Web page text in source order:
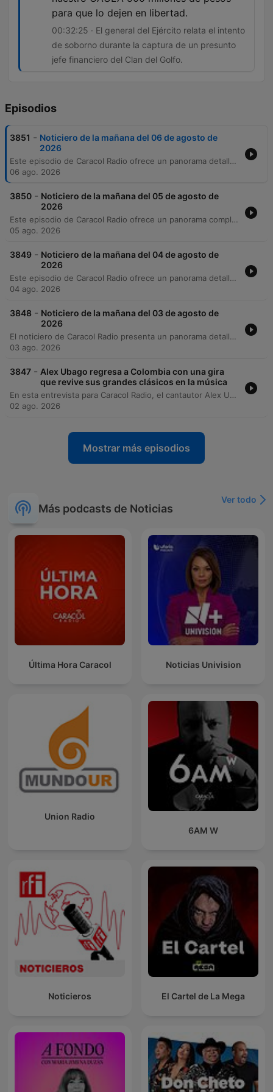
para que lo dejen en libertad.
00:32:25 · El general del Ejército relata el intento
de soborno durante la captura de un presunto
jefe financiero del Clan del Golfo.
Episodios
3851 - Noticiero de la mañana del 06 de agosto de
2026
Este episodio de Caracol Radio ofrece un panorama detallado de la actualidad colombiana al 6 de agosto de 2026. La cobertura principal se centra en los preparativos de seguridad y la agenda diplomática para la posesión presidencial de Abelardo de la Espriella en Cali, incluyendo reportes sobre hallazgos de explosivos y el aumento de grupos armados ilegales. Asimismo, se analizan diversas problemáticas nacionales como la crisis fiscal, investigaciones judiciales por feminicidio y casos de reclutamiento en Rusia, además de noticias internacionales sobre tensiones geopolíticas y alertas volcánicas. El programa también aborda temas de orden público, emergencias climáticas y las jornadas de búsqueda de personas desaparecidas en el país.
06 ago. 2026
3850 - Noticiero de la mañana del 05 de agosto de
2026
Este episodio de Caracol Radio ofrece un panorama completo de la actualidad en Colombia y el mundo. En el ámbito nacional, se reportan cambios clave en la Policía Nacional, planes de seguridad para la posesión presidencial, investigaciones por corrupción en regalías y alertas climáticas ante el fenómeno del niño. También se abordan temas de justicia, como la imputación de cargos a funcionarios y la búsqueda de víctimas de la violencia histórica. A nivel internacional y regional, se analizan tensiones diplomáticas en América Latina, la situación migratoria en Ceuta y las negociaciones globales. El programa también incluye secciones de deportes con los logros de atletas colombianos, noticias sobre cultura, el reporte de precios en Corabastos y sucesos locales que impactan a diversas regiones del país.
05 ago. 2026
3849 - Noticiero de la mañana del 04 de agosto de
2026
Este episodio de Caracol Radio ofrece un panorama detallado de la actualidad en Colombia y el mundo. En el ámbito nacional, se reportan denuncias de fraude electoral por parte de Gustavo Petro, alertas sobre una crisis fiscal proyectada para 2027 y diversas problemáticas de orden público, incluyendo operativos contra el ELN en Risaralda y Antioquia, así como tensiones en el sector salud por falta de pagos de EPS. A nivel internacional, se analizan las tensiones geopolíticas entre Donald Trump e Irán, la crisis migratoria en Ceuta y los avances judiciales en el caso de Alex Saab. El programa también aborda temas de seguridad ciudadana, emergencias ambientales por incendios forestales y actualizaciones sobre salud pública y economía local.
04 ago. 2026
3848 - Noticiero de la mañana del 03 de agosto de
2026
El noticiero de Caracol Radio presenta un panorama detallado de la actualidad nacional e internacional. En Colombia, se reportan nombramientos clave de la administración de Abelardo de la Espriella, crisis presupuestarias en programas sociales y una preocupante situación de seguridad en regiones como Antioquia, el Catatumbo y el Cauca, marcada por ataques con drones y operativos contra el narcotráfico. A nivel global, se cubren tensiones diplomáticas entre Estados Unidos e Irán, la crisis migratoria en Europa y emergencias ambientales por incendios forestales. El reporte también incluye actualizaciones sobre infraestructura, movilidad, precios de alimentos en Corabastos y alertas climáticas en diversas regiones del país.
03 ago. 2026
3847 - Alex Ubago regresa a Colombia con una gira
que revive sus grandes clásicos en la música
En esta entrevista para Caracol Radio, el cantautor Alex Ubago conversa sobre su próxima gira por Colombia, la cual incluye presentaciones en Bogotá, Medellín, Cali, Bucaramanga, Pereira y Pasto. El artista celebra 25 años de trayectoria musical con un repertorio que rinde homenaje a su primer álbum, integrando clásicos icónicos con arreglos renovados. Durante el encuentro, Ubago reflexiona sobre la evolución de las tendencias musicales, desde el romanticismo predominante en los inicios de su carrera hasta la influencia del género urbano actual. También comparte su experiencia presenciando el relevo generacional en sus conciertos, donde familias de hasta cuatro generaciones se reúnen para disfrutar de su música.
02 ago. 2026
Mostrar más episodios
Más podcasts de Noticias
Ver todo
Última Hora Caracol Noticias Univision
Union Radio
6AM W
Noticieros El Cartel de La Mega